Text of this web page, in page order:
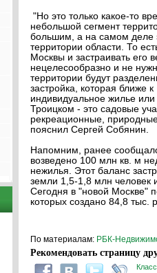
"Но это только какое-то
небольшой сегмент
большим, а на самом деле
территории области. То
Москвы и застраивать его
нецелесообразно и не
территории будут
застройка, которая ближе
индивидуальное жилье
Троицком - это садовые
рекреационные,
пояснил Сергей Собянин.
Напомним, ранее
возведено 100 млн кв. м
нежилья. Этот баланс
земли 1,5-1,8 млн человек
Сегодня в "новой Москве"
которых создано 84,8 тыс.
По материалам: РБК-
Рекомендовать страницу